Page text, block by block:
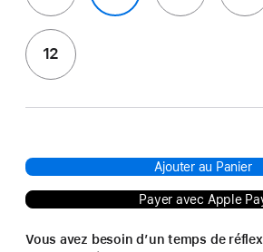
12
Ajouter au Panier
Payer avec Apple
Vous avez besoin d’un temps de